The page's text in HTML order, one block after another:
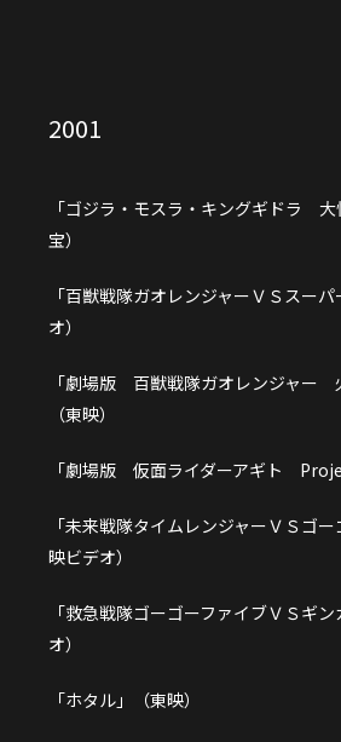
2001
「ゴジラ・モスラ・キングギドラ
宝）
「百獣戦隊ガオレンジャーＶＳスー
オ）
「劇場版 百獣戦隊ガオレンジャー
（東映）
「劇場版 仮面ライダーアギト
「未来戦隊タイムレンジャーＶＳゴ
映ビデオ）
「救急戦隊ゴーゴーファイブＶＳギ
オ）
「ホタル」（東映）